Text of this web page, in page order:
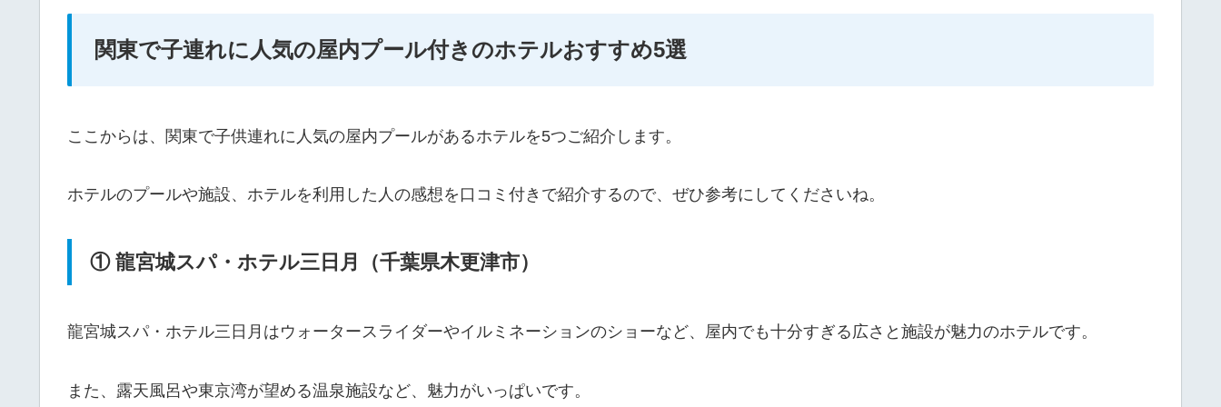
関東で子連れに人気の屋内プール付きのホテルおすすめ5選
ここからは、関東で子供連れに人気の屋内プールがあるホテルを5つご紹介します。
ホテルのプールや施設、ホテルを利用した人の感想を口コミ付きで紹介するので、ぜひ参考にしてくださいね。
① 龍宮城スパ・ホテル三日月（千葉県木更津市）
龍宮城スパ・ホテル三日月はウォータースライダーやイルミネーションのショーなど、屋内でも十分すぎる広さと施設が魅力のホテルです。
また、露天風呂や東京湾が望める温泉施設など、魅力がいっぱいです。